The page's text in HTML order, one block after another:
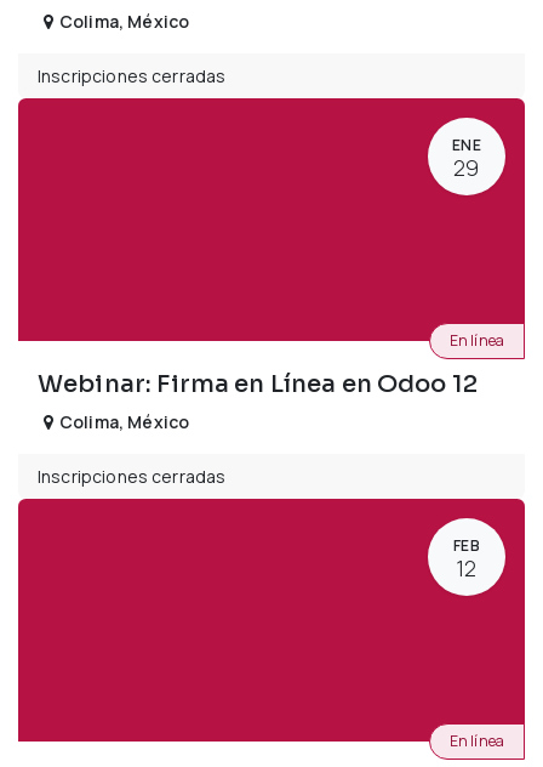
Colima, México
Inscripciones cerradas
ENE
29
Webinar: Firma en Línea en Odoo 12
En línea
Colima, México
Inscripciones cerradas
FEB
12
En línea